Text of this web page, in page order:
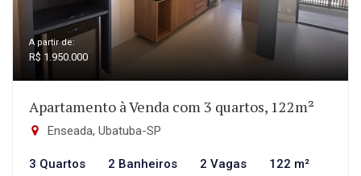
A partir de:
R$ 1.950.000
Apartamento à Venda com 3 quartos, 122m²
Enseada, Ubatuba-SP
3 Quartos 2 Banheiros 2 Vagas 122 m²